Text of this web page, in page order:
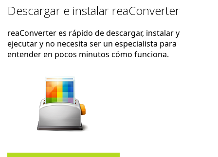
Descargar e instalar reaConverter
reaConverter es rápido de descargar, instalar y
ejecutar y no necesita ser un especialista para
entender en pocos minutos cómo funciona.